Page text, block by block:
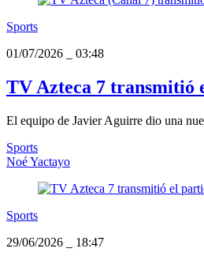
Sports
01/07/2026
03:48
TV Azteca 7 transmitió
El equipo de Javier Aguirre dio una
Sports
Noé Yactayo
Sports
29/06/2026
18:47